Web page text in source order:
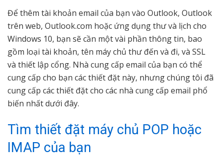
Để thêm tài khoản email của bạn vào Outlook, Outlook
trên web, Outlook.com hoặc ứng dụng thư và lịch cho
Windows 10, bạn sẽ cần một vài phần thông tin, bao
gồm loại tài khoản, tên máy chủ thư đến và đi, và SSL
và thiết lập cổng. Nhà cung cấp email của bạn có thể
cung cấp cho bạn các thiết đặt này, nhưng chúng tôi đã
cung cấp các thiết đặt cho các nhà cung cấp email phổ
biến nhất dưới đây.
Tìm thiết đặt máy chủ POP hoặc
IMAP của bạn